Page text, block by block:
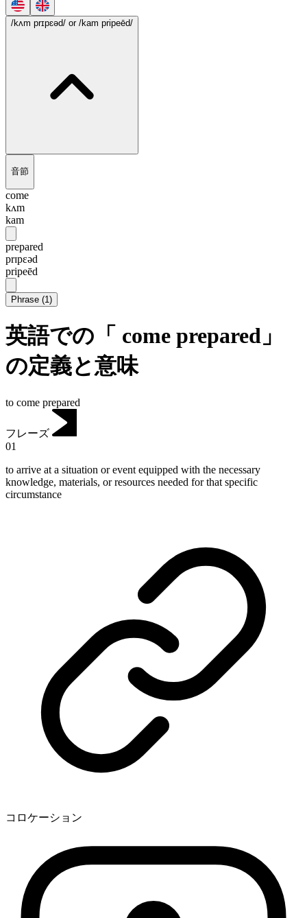
/kʌm prɪpɛəd/ or /kam pripeēd/
音節
come
kʌm
kam
prepared
prɪpɛəd
pripeēd
Phrase (1)
英語での「 come prepared」
の定義と意味
to come prepared
フレーズ
01
to arrive at a situation or event equipped with the necessary
knowledge, materials, or resources needed for that specific
circumstance
コロケーション